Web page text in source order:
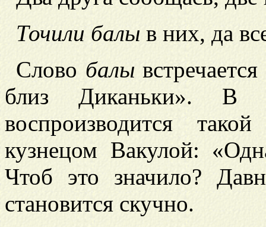
Точили балы в них, да
Слово балы
близ Диканьки». В
воспроизводится
кузнецом Вакулой:
Чтоб это значило?
становится скучно.